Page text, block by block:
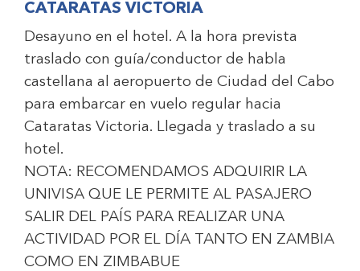
CATARATAS VICTORIA
Desayuno en el hotel. A la hora prevista
traslado con guía/conductor de habla
castellana al aeropuerto de Ciudad del Cabo
para embarcar en vuelo regular hacia
Cataratas Victoria. Llegada y traslado a su
hotel.
NOTA: RECOMENDAMOS ADQUIRIR LA
UNIVISA QUE LE PERMITE AL PASAJERO
SALIR DEL PAÍS PARA REALIZAR UNA
ACTIVIDAD POR EL DÍA TANTO EN ZAMBIA
COMO EN ZIMBABUE